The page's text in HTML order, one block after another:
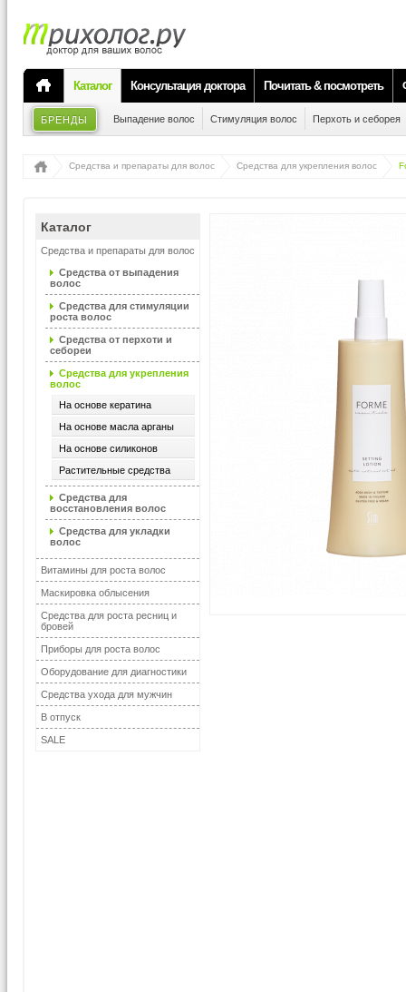
Каталог Консультация доктора Почитать & посмотреть
БРЕНДЫ Выпадение волос Стимуляция волос Перхоть и себорея
Средства и препараты для волос Средства для укрепления волос
Каталог
Средства и препараты для волос
Средства от выпадения
волос
Средства для стимуляции
роста волос
Средства от перхоти и
себореи
Средства для укрепления
волос
На основе кератина
На основе масла арганы
На основе силиконов
Растительные средства
Средства для
восстановления волос
Средства для укладки
волос
Витамины для роста волос
Маскировка облысения
Средства для роста ресниц и
бровей
Приборы для роста волос
Оборудование для диагностики
Средства ухода для мужчин
В отпуск
SALE